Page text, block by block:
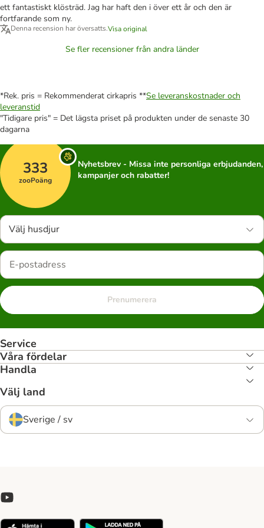
ett fantastiskt klösträd. Jag har haft den i över ett år och den är
fortfarande som ny.
Denna recension har översatts.Visa original
Se fler recensioner från andra länder
*Rek. pris = Rekommenderat cirkapris **Se leveranskostnader och
leveranstid
"Tidigare pris" = Det lägsta priset på produkten under de senaste 30
dagarna
333
zooPoäng
Nyhetsbrev - Missa inte personliga erbjudanden,
kampanjer och rabatter!
Välj husdjur
Prenumerera
Service
Våra fördelar
Handla
Välj land
Sverige / sv